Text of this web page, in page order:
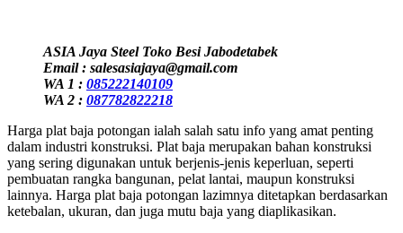
ASIA Jaya Steel Toko Besi Jabodetabek
Email : salesasiajaya@gmail.com
WA 1 : 085222140109
WA 2 : 087782822218
Harga plat baja potongan ialah salah satu info yang amat penting
dalam industri konstruksi. Plat baja merupakan bahan konstruksi
yang sering digunakan untuk berjenis-jenis keperluan, seperti
pembuatan rangka bangunan, pelat lantai, maupun konstruksi
lainnya. Harga plat baja potongan lazimnya ditetapkan berdasarkan
ketebalan, ukuran, dan juga mutu baja yang diaplikasikan.